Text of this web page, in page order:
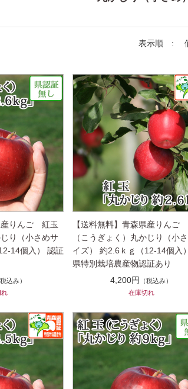
表示順 :
産りんご 紅玉
り（小さめサ
14個入） 認証
税込み）
れ
【送料無料】青森県産りんご
（こうぎょく）丸かじり（小
イズ） 約2.6ｋｇ（12-14個入
県特別栽培農産物認証あり
4,200円
（税込み）
在庫切れ